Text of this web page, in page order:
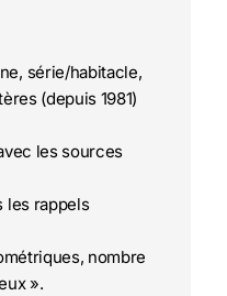
série/habitacle,
(depuis 1981)
les sources
les rappels
nombre
».